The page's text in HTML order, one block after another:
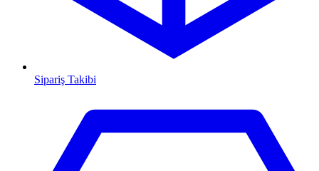
Sipariş Takibi